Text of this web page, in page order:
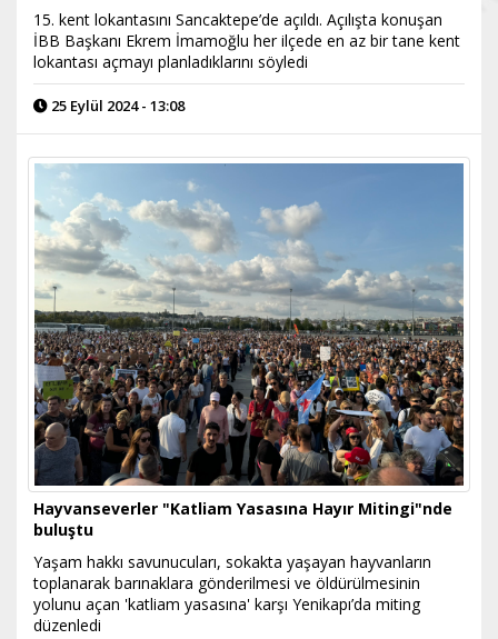
15. kent lokantasını Sancaktepe’de açıldı. Açılışta konuşan
İBB Başkanı Ekrem İmamoğlu her ilçede en az bir tane kent
lokantası açmayı planladıklarını söyledi
25 Eylül 2024 - 13:08
Hayvanseverler "Katliam Yasasına Hayır Mitingi"nde
buluştu
Yaşam hakkı savunucuları, sokakta yaşayan hayvanların
toplanarak barınaklara gönderilmesi ve öldürülmesinin
yolunu açan 'katliam yasasına' karşı Yenikapı’da miting
düzenledi